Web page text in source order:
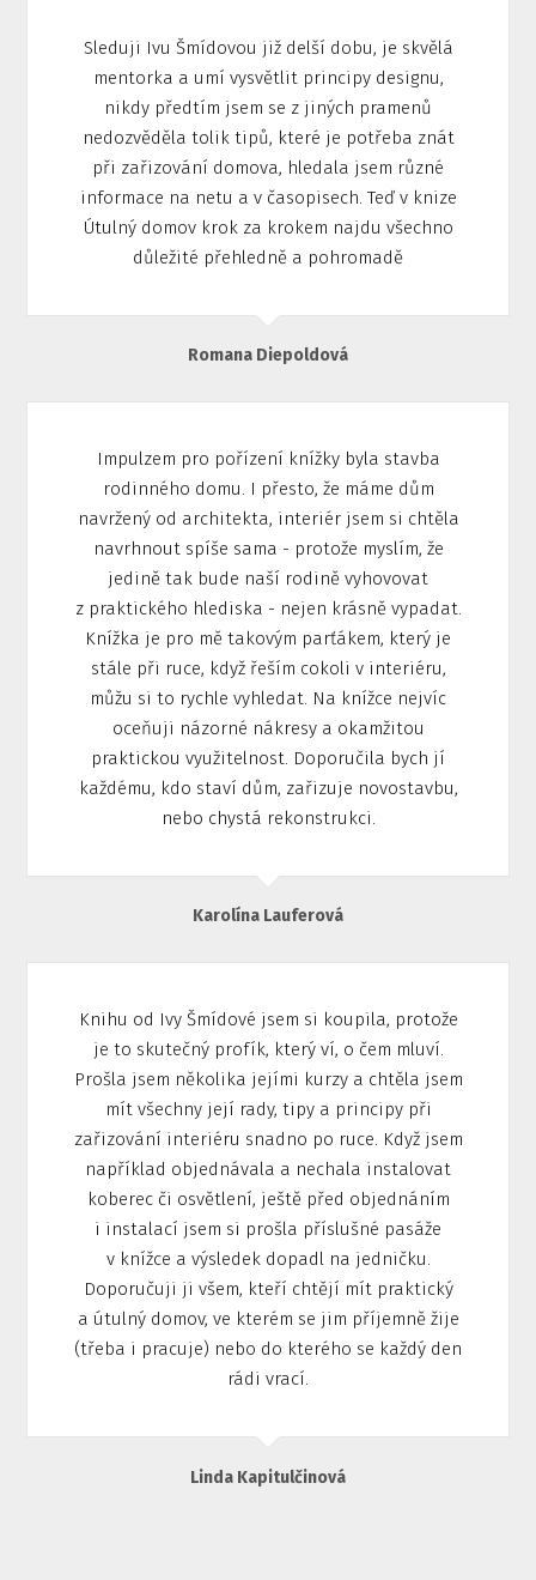
Sleduji Ivu Šmídovou již delší dobu, je skvělá
mentorka a umí vysvětlit principy designu,
nikdy předtím jsem se z jiných pramenů
nedozvěděla tolik tipů, které je potřeba znát
při zařizování domova, hledala jsem různé
informace na netu a v časopisech. Teď v knize
Útulný domov krok za krokem najdu všechno
důležité přehledně a pohromadě
Romana Diepoldová
Impulzem pro pořízení knížky byla stavba
rodinného domu. I přesto, že máme dům
navržený od architekta, interiér jsem si chtěla
navrhnout spíše sama - protože myslím, že
jedině tak bude naší rodině vyhovovat
z praktického hlediska - nejen krásně vypadat.
Knížka je pro mě takovým parťákem, který je
stále při ruce, když řeším cokoli v interiéru,
můžu si to rychle vyhledat. Na knížce nejvíc
oceňuji názorné nákresy a okamžitou
praktickou využitelnost. Doporučila bych jí
každému, kdo staví dům, zařizuje novostavbu,
nebo chystá rekonstrukci.
Karolína Lauferová
Knihu od Ivy Šmídové jsem si koupila, protože
je to skutečný profík, který ví, o čem mluví.
Prošla jsem několika jejími kurzy a chtěla jsem
mít všechny její rady, tipy a principy při
zařizování interiéru snadno po ruce. Když jsem
například objednávala a nechala instalovat
koberec či osvětlení, ještě před objednáním
i instalací jsem si prošla příslušné pasáže
v knížce a výsledek dopadl na jedničku.
Doporučuji ji všem, kteří chtějí mít praktický
a útulný domov, ve kterém se jim příjemně žije
(třeba i pracuje) nebo do kterého se každý den
rádi vrací.
Linda Kapitulčinová